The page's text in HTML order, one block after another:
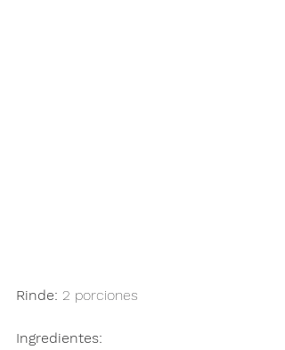
Rinde: 2 porciones
Ingredientes: